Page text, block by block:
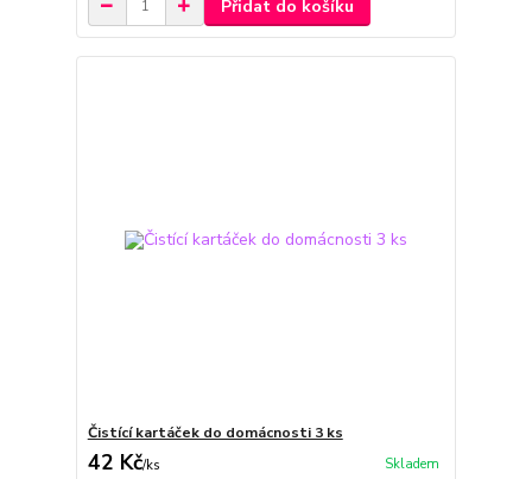
Přidat do košíku
Čistící kartáček do domácnosti 3 ks
42 Kč/ks Skladem